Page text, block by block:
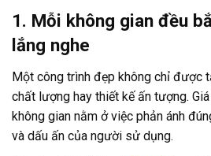
1. Mỗi không gian đều
lắng nghe
Một công trình đẹp không chỉ được
chất lượng hay thiết kế ấn tượng.
không gian nằm ở việc phản ánh
và dấu ấn của người sử dụng.